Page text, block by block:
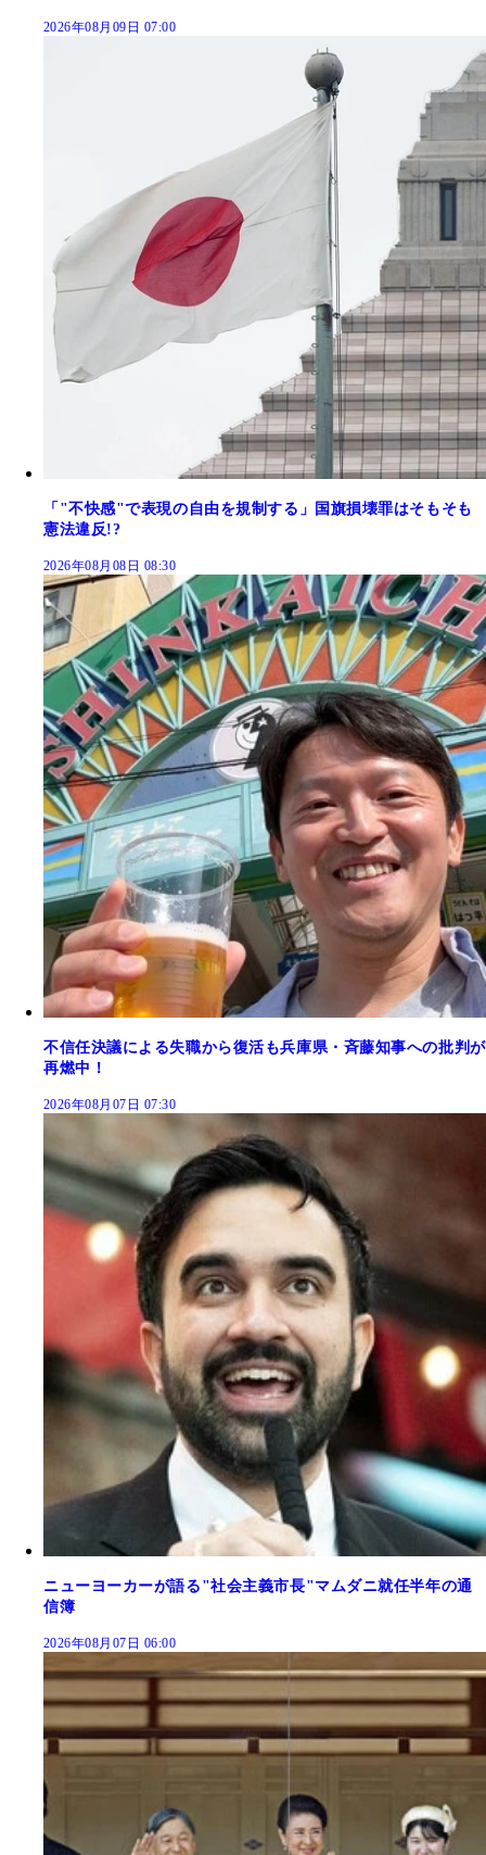
2026年08月09日 07:00
「"不快感"で表現の自由を規制する」国旗損壊罪はそもそも
憲法違反!?
2026年08月08日 08:30
不信任決議による失職から復活も兵庫県・斉藤知事への批判が
再燃中！
2026年08月07日 07:30
ニューヨーカーが語る"社会主義市長"マムダニ就任半年の通
信簿
2026年08月07日 06:00